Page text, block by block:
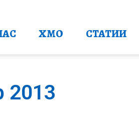
ХМО СТАТИИ
2013